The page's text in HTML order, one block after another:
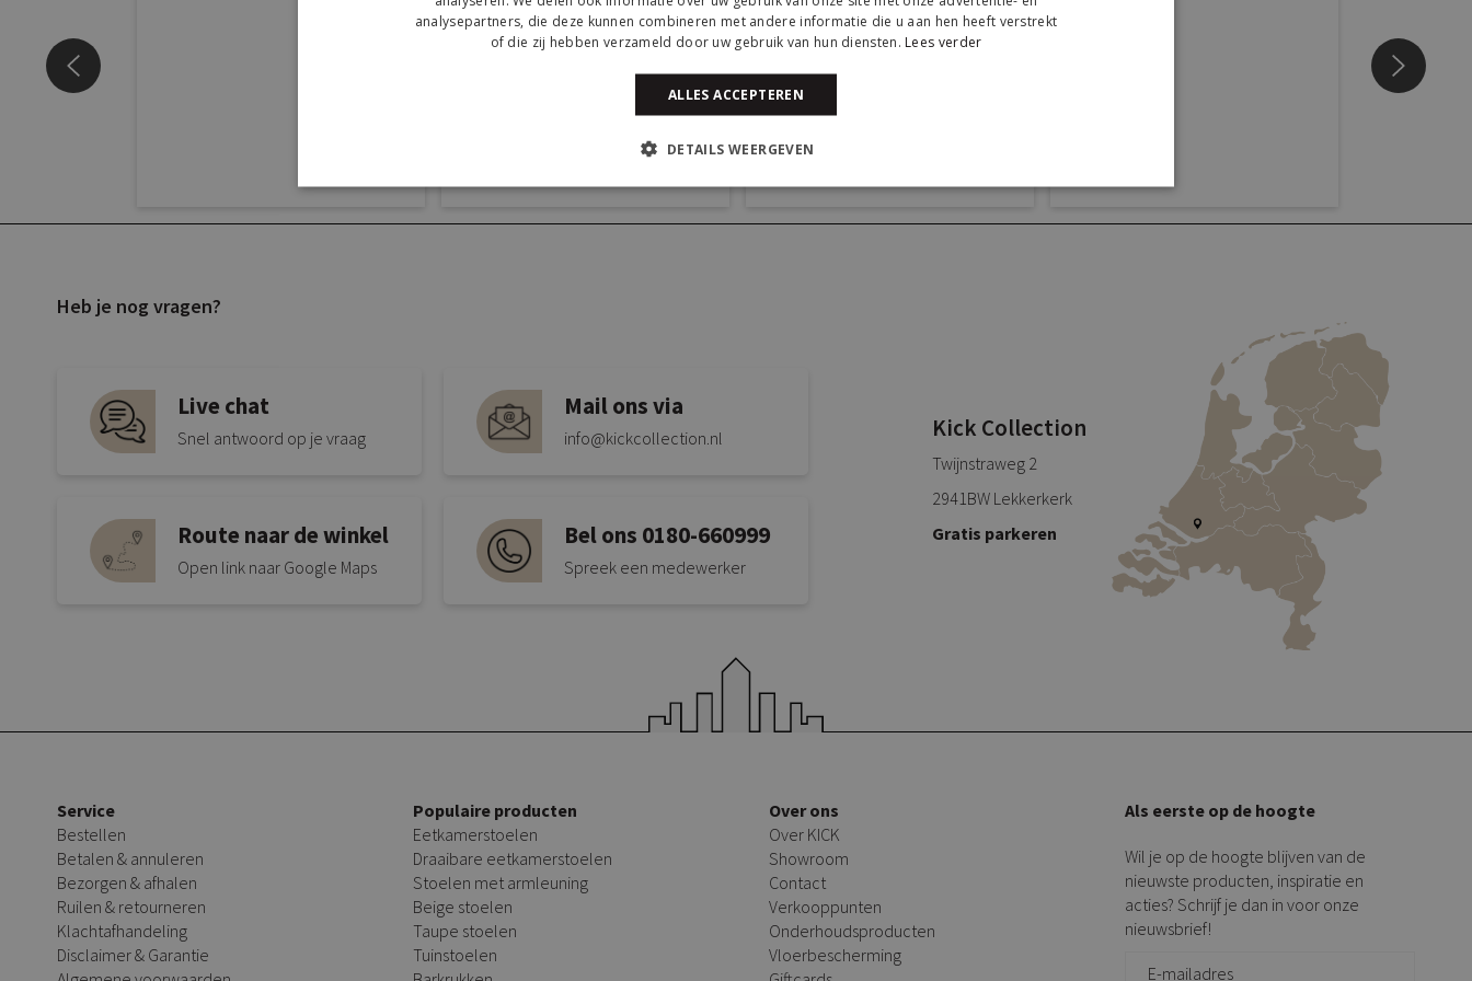
Heb je nog vragen?
Live chat
Snel antwoord op je vraag
Mail ons via
info@kickcollection.nl
Route naar de winkel
Open link naar Google Maps
Bel ons 0180-660999
Spreek een medewerker
Kick Collection
Twijnstraweg 2
2941BW Lekkerkerk
Gratis parkeren
Service
Bestellen
Betalen & annuleren
Bezorgen & afhalen
Ruilen & retourneren
Klachtafhandeling
Disclaimer & Garantie
Populaire producten
Eetkamerstoelen
Draaibare eetkamerstoelen
Stoelen met armleuning
Beige stoelen
Taupe stoelen
Tuinstoelen
Over ons
Over KICK
Showroom
Contact
Verkooppunten
Onderhoudsproducten
Vloerbescherming
Als eerste op de hoogte
Wil je op de hoogte blijven van de
nieuwste producten, inspiratie en
acties? Schrijf je dan in voor onze
nieuwsbrief!
analysepartners, die deze kunnen combineren met andere informatie die u aan hen heeft verstrekt
of die zij hebben verzameld door uw gebruik van hun diensten. Lees verder
ALLES ACCEPTEREN
DETAILS WEERGEVEN